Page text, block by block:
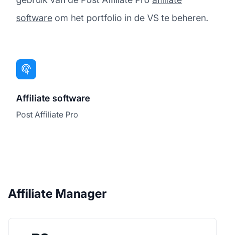
software om het portfolio in de VS te beheren.
Affiliate software
Post Affiliate Pro
Affiliate Manager